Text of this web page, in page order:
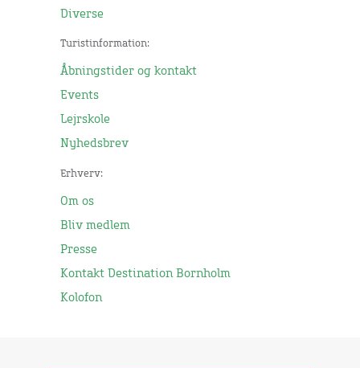
Diverse
Turistinformation:
Åbningstider og kontakt
Events
Lejrskole
Nyhedsbrev
Erhverv:
Om os
Bliv medlem
Presse
Kontakt Destination Bornholm
Kolofon